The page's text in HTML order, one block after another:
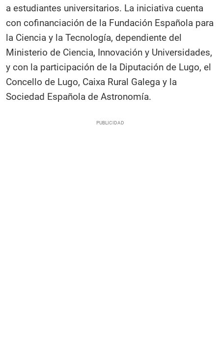
a estudiantes universitarios. La iniciativa cuenta
con cofinanciación de la Fundación Española para
la Ciencia y la Tecnología, dependiente del
Ministerio de Ciencia, Innovación y Universidades,
y con la participación de la Diputación de Lugo, el
Concello de Lugo, Caixa Rural Galega y la
Sociedad Española de Astronomía.